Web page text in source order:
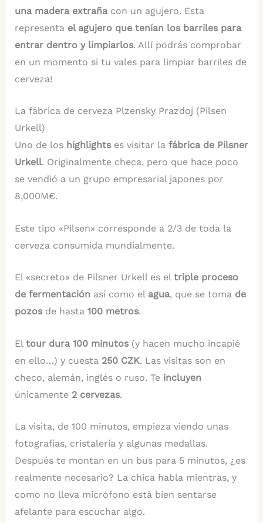
una madera extraña con un agujero. Esta
representa el agujero que tenían los barriles para
entrar dentro y limpiarlos. Allí podrás comprobar
en un momento si tu vales para limpiar barriles de
cerveza!
La fábrica de cerveza Plzensky Prazdoj (Pilsen
Urkell)
Uno de los highlightses visitar la fábrica de Pilsner
Urkell. Originalmente checa, pero que hace poco
se vendió a un grupo empresarial japones por
8,000M€.
Este tipo «Pilsen» corresponde a 2/3 de toda la
cerveza consumida mundialmente.
El «secreto» de Pilsner Urkell es el triple proceso
de fermentación así como el agua, que se toma de
pozosde hasta 100 metros.
El tour dura 100 minutos(y hacen mucho incapié
en ello…) y cuesta 250 CZK. Las visitas son en
checo, alemán, inglés o ruso. Te incluyen
únicamente 2 cervezas.
La visita, de 100 minutos, empieza viendo unas
fotografías, cristalería y algunas medallas.
Después te montan en un bus para 5 minutos, ¿es
realmente necesario? La chica habla mientras, y
como no lleva micrófono está bien sentarse
afelante para escuchar algo.